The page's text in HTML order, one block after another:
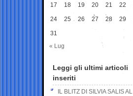
17 18 19 20 21 22
24 25 26 27 28 29
31
« Lug
Leggi gli ultimi articoli
inseriti
IL BLITZ DI SILVIA SALIS AL